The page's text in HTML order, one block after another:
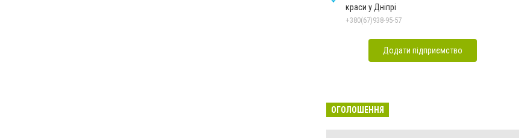
краси у Дніпрі
+380(67)938-95-57
Додати підприємство
ОГОЛОШЕННЯ